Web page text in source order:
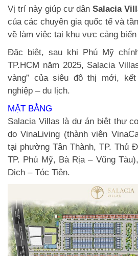
Vị trí này giúp cư dân Salacia
của các chuyên gia quốc tế và
về làm việc tại khu vực cảng
Đặc biệt, sau khi Phú Mỹ
TP.HCM năm 2025, Salacia
vàng” của siêu đô thị mới,
nghiệp – du lịch.
MẶT BẰNG
Salacia Villas là dự án biệt thự
do VinaLiving (thành viên
tại phường Tân Thành, TP. Thủ
TP. Phú Mỹ, Bà Rịa – Vũng
Dịch – Tóc Tiên.